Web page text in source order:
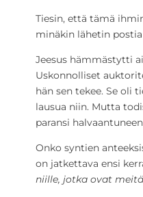
Tiesin, että tämä
minäkin lähetin
Jeesus hämmästytti
Uskonnolliset
hän sen tekee. Se oli
lausua niin. Mutta
paransi
Onko syntien
on jatkettava ensi
niille, jotka ovat